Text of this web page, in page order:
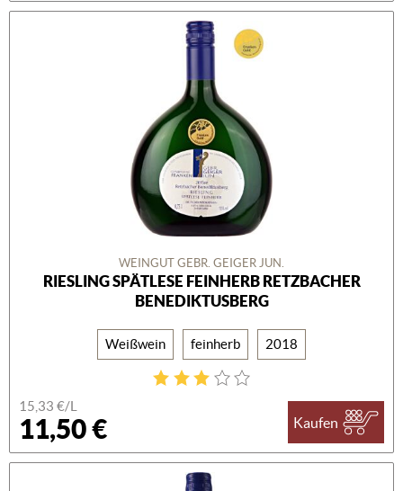
WEINGUT GEBR. GEIGER JUN.
RIESLING SPÄTLESE FEINHERB RETZBACHER
BENEDIKTUSBERG
Weißwein feinherb 2018
15,33 €/L
11,50 € Kaufen